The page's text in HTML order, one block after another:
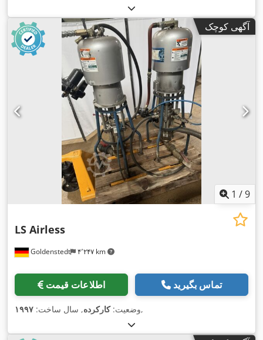
آگهی کوچک
1 /9
Goldenstedt ۴٬۲۴۷ km
LS Airless
اطلاعات قیمت تماس بگیرید
وضعیت:کارکرده, سال ساخت: ۱۹۹۷ ,